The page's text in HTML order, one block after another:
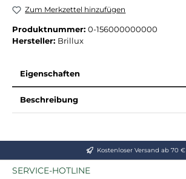
Zum Merkzettel hinzufügen
Produktnummer: 0-156000000000
Hersteller: Brillux
Eigenschaften
Beschreibung
Kostenloser Versand ab 70 €
SERVICE-HOTLINE